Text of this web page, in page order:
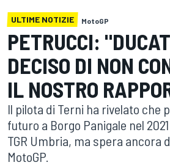
ULTIME NOTIZIE MotoGP
PETRUCCI:
DECISO DI NON
IL NOSTRO
Il pilota di Terni ha rivelato che
futuro a Borgo Panigale nel
TGR Umbria, ma spera ancora
MotoGP.